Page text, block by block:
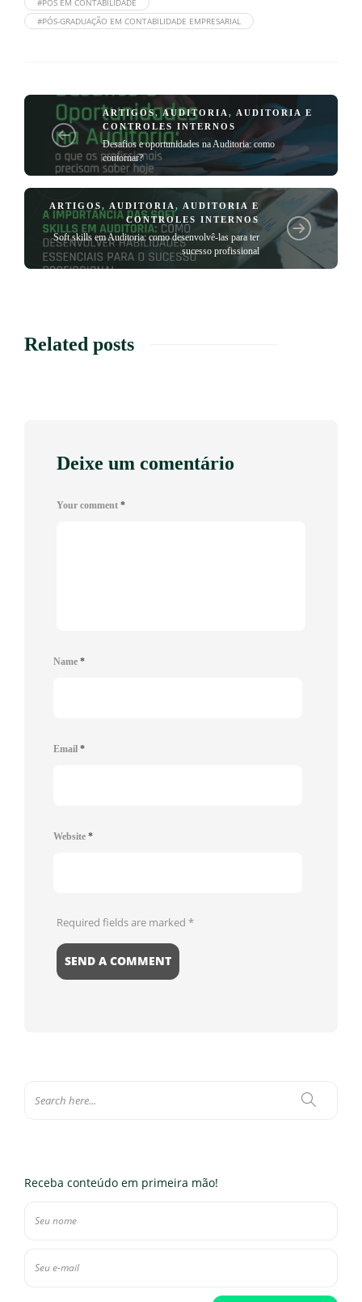
#PÓS-GRADUAÇÃO EM CONTABILIDADE EMPRESARIAL
ARTIGOS, AUDITORIA , AUDITORIA E
CONTROLES INTERNOS
Desafios e oportunidades na Auditoria: como
contornar?
ARTIGOS, AUDITORIA , AUDITORIA E
CONTROLES INTERNOS
Soft skills em Auditoria: como desenvolvê-las para ter
sucesso profissional
Related posts
Deixe um comentário
Your comment *
Name *
Email *
Website *
Required fields are marked *
Receba conteúdo em primeira mão!